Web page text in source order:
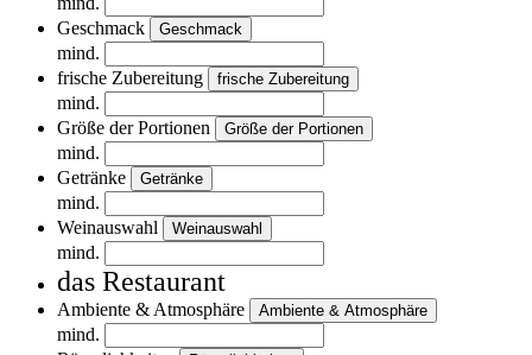
Geschmack
Geschmack
mind.
frische Zubereitung
frische Zubereitung
mind.
Größe der Portionen
Größe der Portionen
mind.
Getränke
Getränke
mind.
Weinauswahl
Weinauswahl
mind.
das Restaurant
Ambiente & Atmosphäre Ambiente & Atmosphäre
mind.